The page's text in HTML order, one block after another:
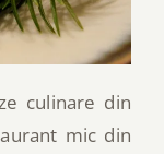
culinare din
mic din